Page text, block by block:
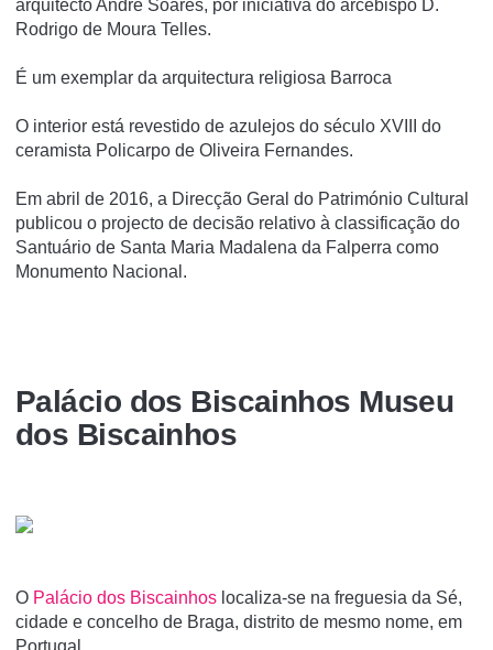
arquitecto André Soares, por iniciativa do arcebispo D.
Rodrigo de Moura Telles.
É um exemplar da arquitectura religiosa Barroca
O interior está revestido de azulejos do século XVIII do
ceramista Policarpo de Oliveira Fernandes.
Em abril de 2016, a Direcção Geral do Património Cultural
publicou o projecto de decisão relativo à classificação do
Santuário de Santa Maria Madalena da Falperra como
Monumento Nacional.
Palácio dos Biscainhos Museu
dos Biscainhos
O Palácio dos Biscainhos localiza-se na freguesia da Sé,
cidade e concelho de Braga, distrito de mesmo nome, em